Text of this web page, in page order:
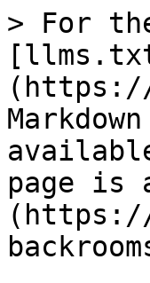
> For
page is